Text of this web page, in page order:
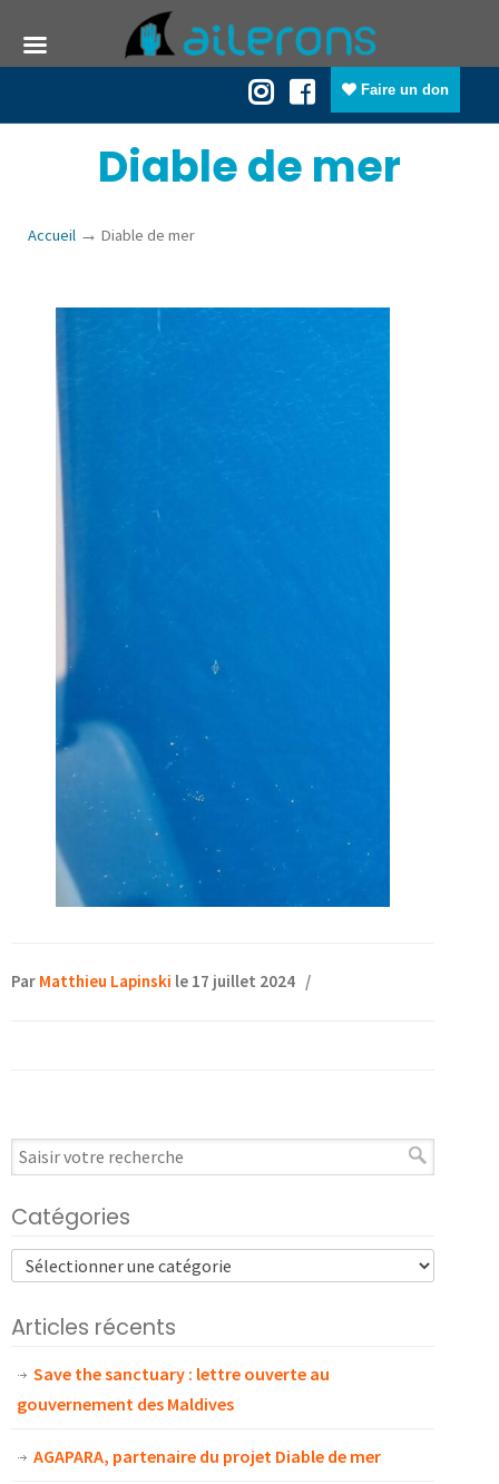
Faire un don
Diable de mer
Accueil → Diable de mer
Par Matthieu Lapinski le 17 juillet 2024 /
Catégories
Articles récents
Save the sanctuary : lettre ouverte au
gouvernement des Maldives
AGAPARA, partenaire du projet Diable de mer